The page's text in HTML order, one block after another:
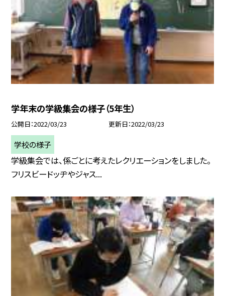
学年末の学級集会の様子（5年生）
公開日 2022/03/23 更新日 2022/03/23
学校の様子
学級集会では、係ごとに考えたレクリエーションをしました。
フリスビードッヂやジャス...